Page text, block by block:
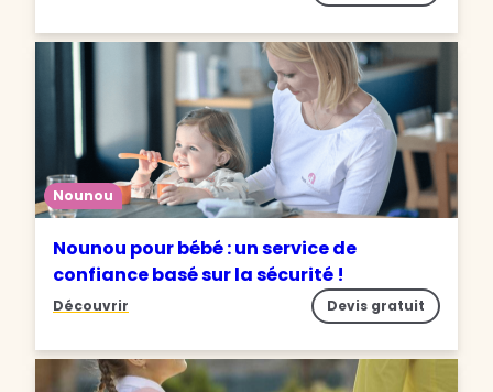
Nounou
Nounou pour bébé : un service de
confiance basé sur la sécurité !
Découvrir Devis gratuit